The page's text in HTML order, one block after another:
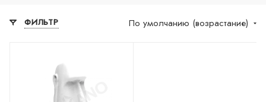
ФИЛЬТР По умолчанию (возрастание)